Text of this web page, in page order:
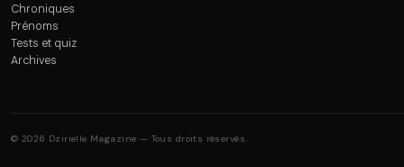
Chroniques
Prénoms
Tests et quiz
Archives
© 2026 Dzirielle Magazine — Tous droits réservés.